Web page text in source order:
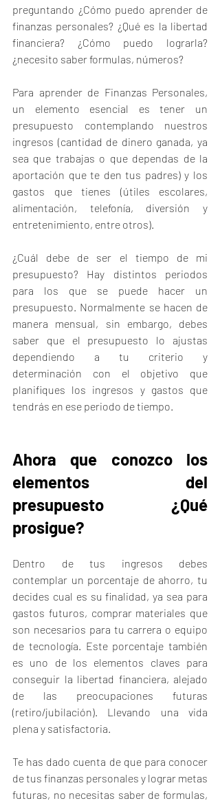
preguntando ¿Cómo puedo aprender de
finanzas personales? ¿Qué es la libertad
financiera? ¿Cómo puedo lograrla?
¿necesito saber formulas, números?
Para aprender de Finanzas Personales,
un elemento esencial es tener un
presupuesto contemplando nuestros
ingresos (cantidad de dinero ganada, ya
sea que trabajas o que dependas de la
aportación que te den tus padres) y los
gastos que tienes (útiles escolares,
alimentación, telefonía, diversión y
entretenimiento, entre otros).
¿Cuál debe de ser el tiempo de mi
presupuesto? Hay distintos periodos
para los que se puede hacer un
presupuesto. Normalmente se hacen de
manera mensual, sin embargo, debes
saber que el presupuesto lo ajustas
dependiendo a tu criterio y
determinación con el objetivo que
planifiques los ingresos y gastos que
tendrás en ese periodo de tiempo.
Ahora que conozco los
elementos del
presupuesto ¿Qué
prosigue?
Dentro de tus ingresos debes
contemplar un porcentaje de ahorro, tu
decides cual es su finalidad, ya sea para
gastos futuros, comprar materiales que
son necesarios para tu carrera o equipo
de tecnología. Este porcentaje también
es uno de los elementos claves para
conseguir la libertad financiera, alejado
de las preocupaciones futuras
(retiro/jubilación). Llevando una vida
plena y satisfactoria.
Te has dado cuenta de que para conocer
de tus finanzas personales y lograr metas
futuras, no necesitas saber de formulas,